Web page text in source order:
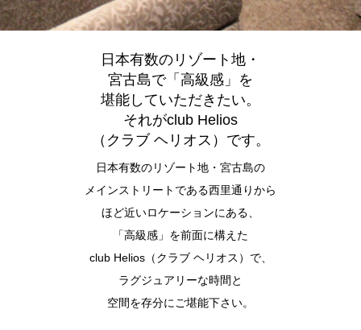
日本有数のリゾート地・
宮古島で「高級感」を
堪能していただきたい。
それがclub Helios
（クラブ ヘリオス）です。
日本有数のリゾート地・宮古島の
メインストリートである西里通りから
ほど近いロケーションにある、
「高級感」を前面に構えた
club Helios（クラブ ヘリオス）で、
ラグジュアリーな時間と
空間を存分にご堪能下さい。